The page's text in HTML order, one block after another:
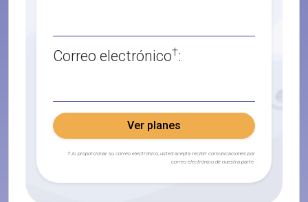
Correo electrónico†:
Ver planes
† Al proporcionar su correo electrónico, usted acepta recibir comunicaciones por
correo electrónico de nuestra parte.